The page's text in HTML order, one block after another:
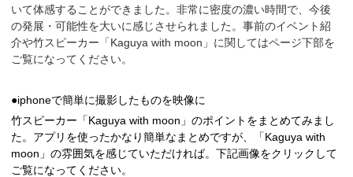
いて体感することができました。非常に密度の濃い時間で、今後
の発展・可能性を大いに感じさせられました。事前のイベント紹
介や竹スピーカー「Kaguya with moon」に関してはページ下部を
ご覧になってください。
●iphoneで簡単に撮影したものを映像に
竹スピーカー「Kaguya with moon」のポイントをまとめてみまし
た。アプリを使ったかなり簡単なまとめですが、「Kaguya with
moon」の雰囲気を感じていただければ。下記画像をクリックして
ご覧になってください。